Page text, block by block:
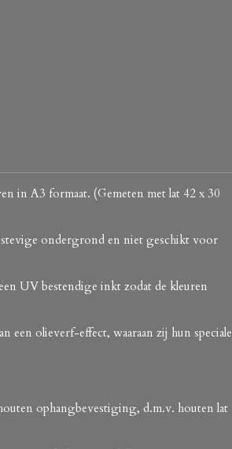
in A3 formaat. (Gemeten met lat 42 x 30
stevige ondergrond en niet geschikt voor
UV bestendige inkt zodat de kleuren
een olieverf-effect, waaraan zij hun speciale
ophangbevestiging, d.m.v. houten lat